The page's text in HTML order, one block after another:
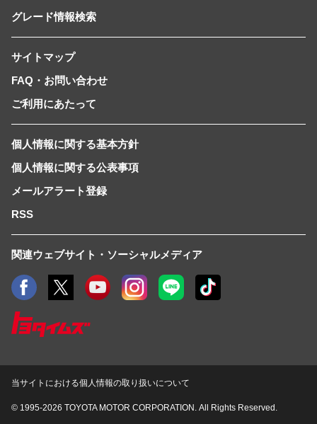
グレード情報検索
サイトマップ
FAQ・お問い合わせ
ご利用にあたって
個人情報に関する基本方針
個人情報に関する公表事項
メールアラート登録
RSS
関連ウェブサイト・ソーシャルメディア
当サイトにおける個人情報の取り扱いについて
© 1995-2026 TOYOTA MOTOR CORPORATION. All Rights Reserved.